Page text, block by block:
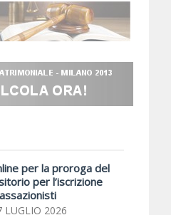
per la proroga del
per l’iscrizione
LUGLIO 2026